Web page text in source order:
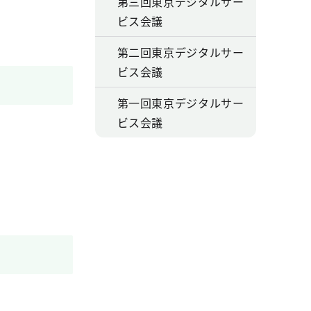
ビス会議
第二回東京デジタルサー
ビス会議
第一回東京デジタルサー
ビス会議